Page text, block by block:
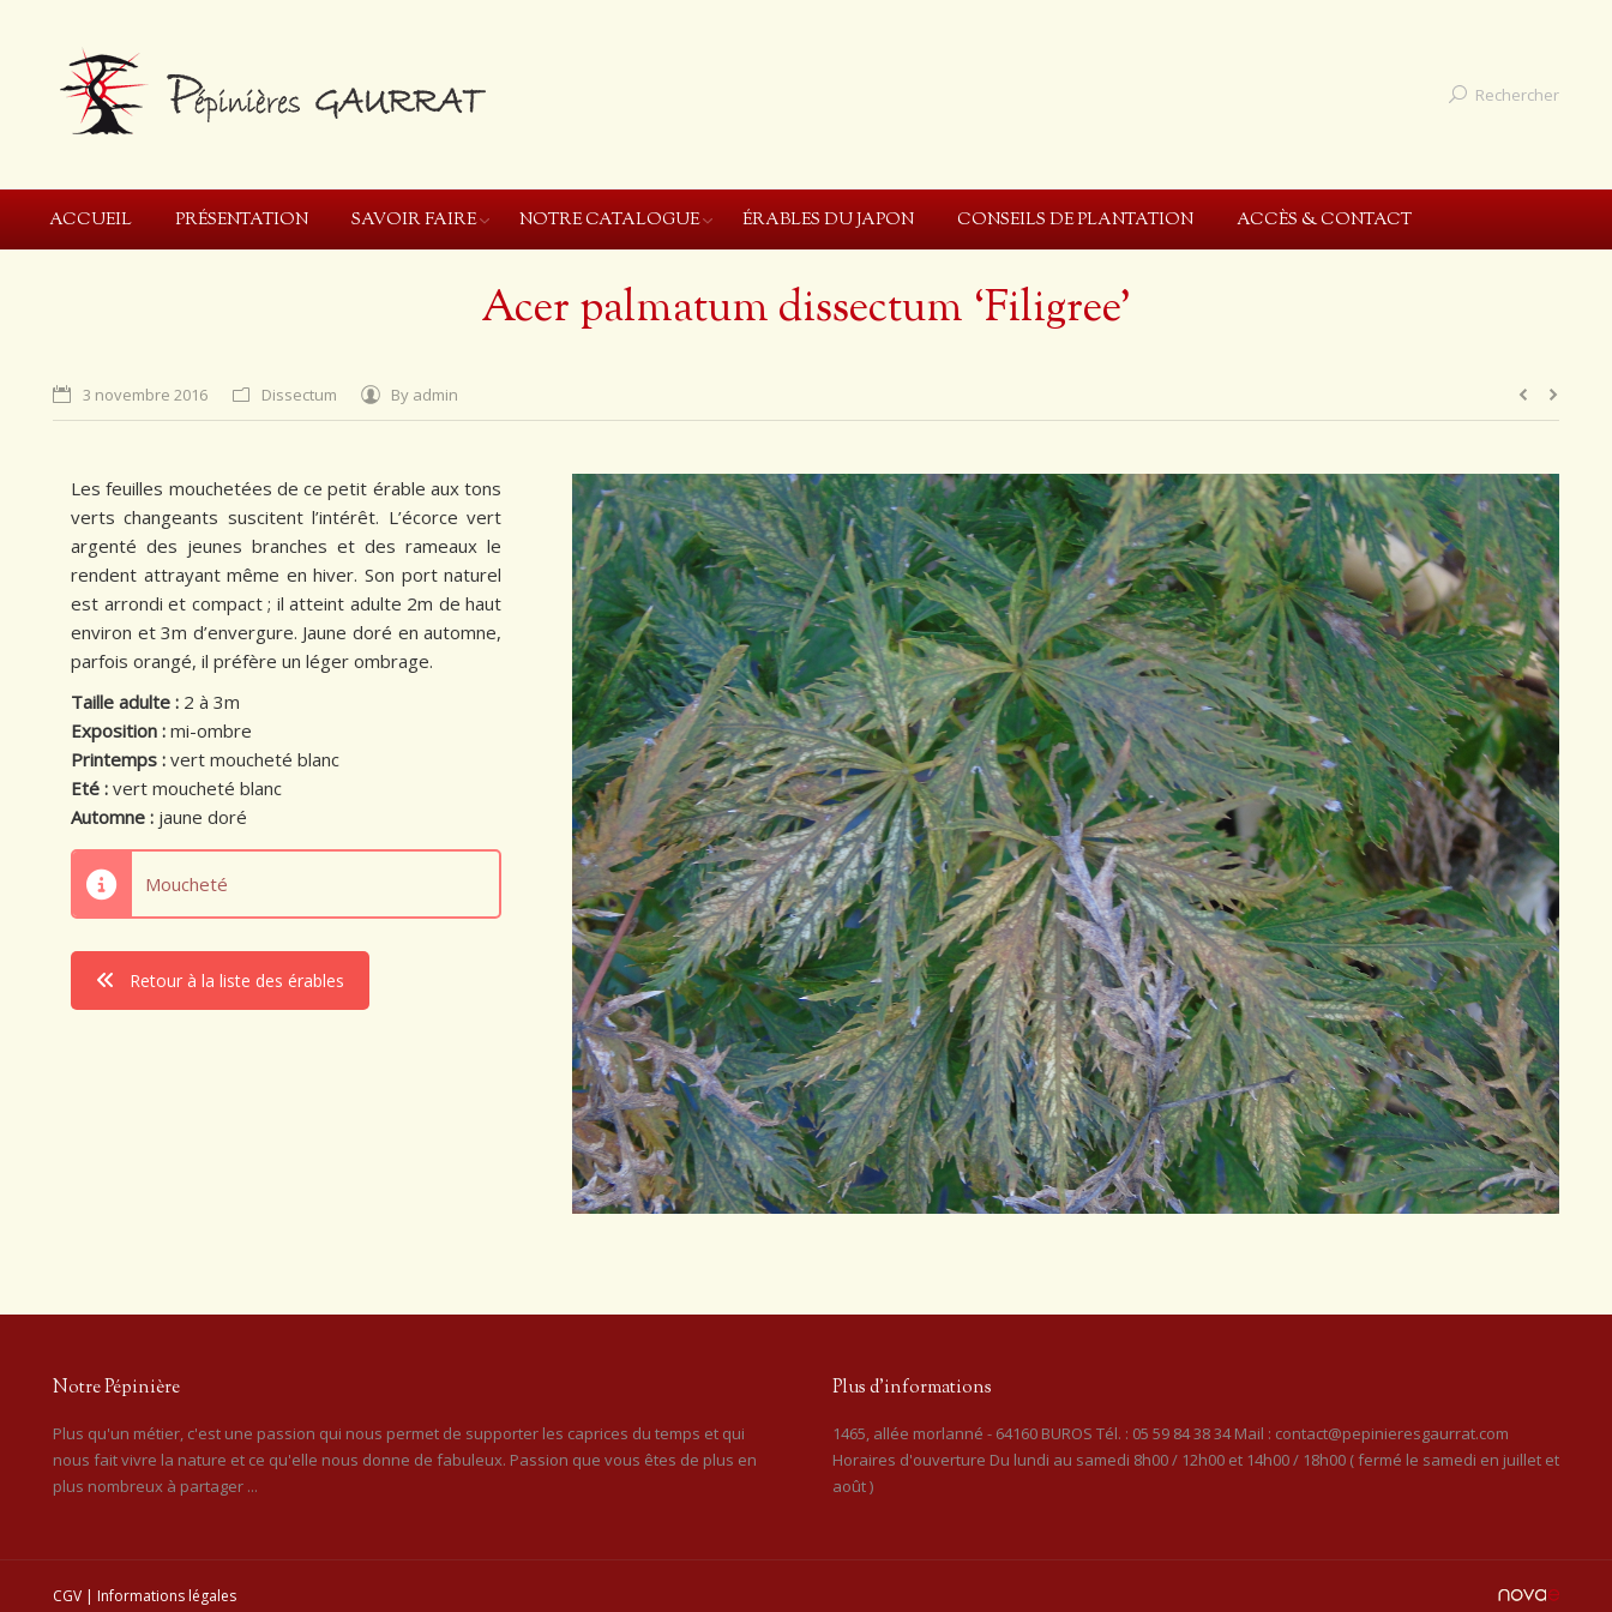
Rechercher
ACCUEIL PRÉSENTATION SAVOIR FAIRE NOTRE CATALOGUE ÉRABLES DU JAPON CONSEILS DE PLANTATION ACCÈS & CONTACT
Acer palmatum dissectum ‘Filigree’
3 novembre 2016 Dissectum By admin
Les feuilles mouchetées de ce petit érable aux tons
verts changeants suscitent l’intérêt. L’écorce vert
argenté des jeunes branches et des rameaux le
rendent attrayant même en hiver. Son port naturel
est arrondi et compact ; il atteint adulte 2m de haut
environ et 3m d’envergure. Jaune doré en automne,
parfois orangé, il préfère un léger ombrage.
Taille adulte : 2 à 3m
Exposition : mi-ombre
Printemps : vert moucheté blanc
Eté : vert moucheté blanc
Automne : jaune doré
Moucheté
Retour à la liste des érables
Notre Pépinière
Plus qu'un métier, c'est une passion qui nous permet de supporter les caprices du temps et qui
nous fait vivre la nature et ce qu'elle nous donne de fabuleux. Passion que vous êtes de plus en
plus nombreux à partager ...
Plus d’informations
1465, allée morlanné - 64160 BUROS Tél. : 05 59 84 38 34 Mail : contact@pepinieresgaurrat.com
Horaires d'ouverture Du lundi au samedi 8h00 / 12h00 et 14h00 / 18h00 ( fermé le samedi en juillet et
août )
CGV | Informations légales